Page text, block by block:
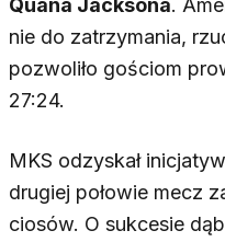
Quana Jacksona.
nie do zatrzymania,
pozwoliło gościom
27:24.
MKS odzyskał
drugiej połowie mecz
ciosów. O sukcesie